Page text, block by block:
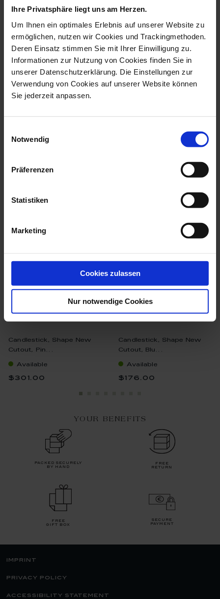
Ihre Privatsphäre liegt uns am Herzen.
Um Ihnen ein optimales Erlebnis auf unserer Website zu
ermöglichen, nutzen wir Cookies und Trackingmethoden.
Deren Einsatz stimmen Sie mit Ihrer Einwilligung zu.
Informationen zur Nutzung von Cookies finden Sie in
unserer Datenschutzerklärung. Die Einstellungen zur
Verwendung von Cookies auf unserer Website können
Sie jederzeit anpassen.
Notwendig
Präferenzen
Statistiken
Marketing
Cookies zulassen
Nur notwendige Cookies
Available
we think you’ll like these
Candlestick, Shape New
Cutout, Pin...
Available
$301.00
Candlestick, Shape New
Cutout, Blu...
Available
$176.00
YOUR BENEFITS
packed securely
by hand
free
return
free
gift box
secure
payment
imprint
privacy policy
accessibility statement